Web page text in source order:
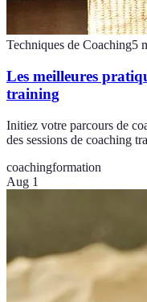
Techniques de Coaching5
Les meilleures
training
Initiez votre parcours de
des sessions de coaching
coachingformation
Aug 1